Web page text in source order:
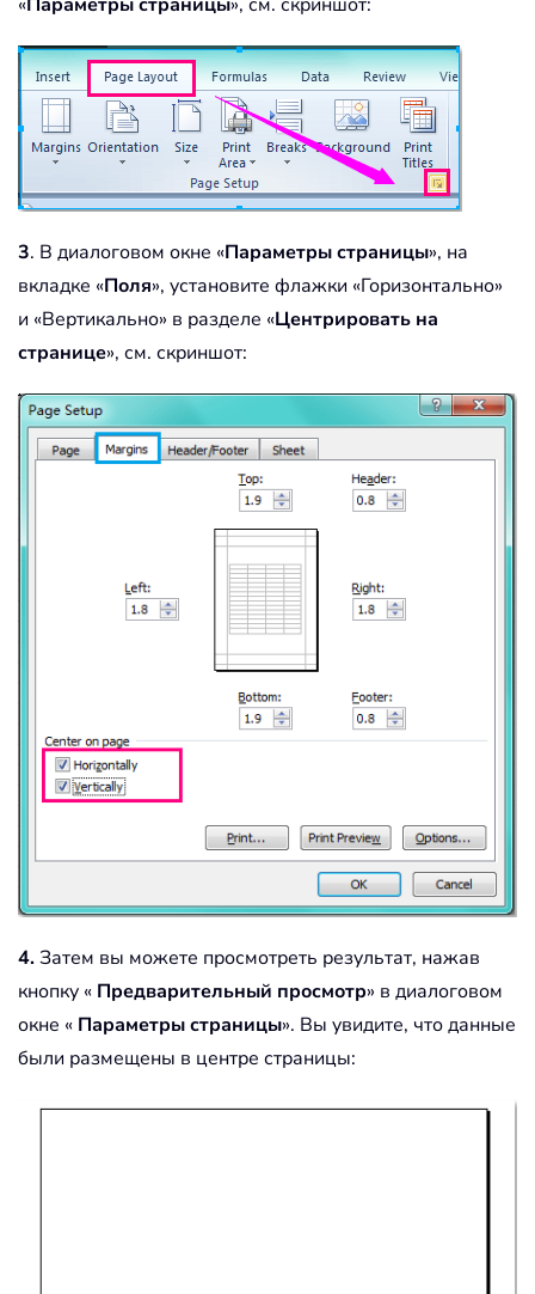
3. В диалоговом окне «Параметры страницы», на
вкладке «Поля», установите флажки «Горизонтально»
и «Вертикально» в разделе «Центрировать на
странице», см. скриншот:
4.Затем вы можете просмотреть результат, нажав
кнопку « Предварительный просмотр» в диалоговом
окне « Параметры страницы». Вы увидите, что данные
были размещены в центре страницы: